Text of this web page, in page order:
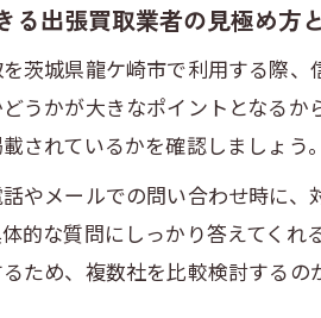
る出張買取業者の見極め方
茨城県龍ケ崎市で利用する際
うかが大きなポイントとなる
されているかを確認しましょう。
やメールでの問い合わせ時に
的な質問にしっかり答えてく
ため、複数社を比較検討するの